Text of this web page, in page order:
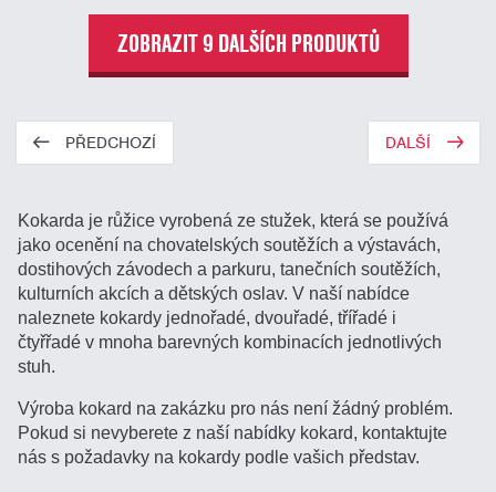
ZOBRAZIT 9 DALŠÍCH PRODUKTŮ
PŘEDCHOZÍ DALŠÍ
Kokarda je růžice vyrobená ze stužek, která se používá
jako ocenění na chovatelských soutěžích a výstavách,
dostihových závodech a parkuru, tanečních soutěžích,
kulturních akcích a dětských oslav. V naší nabídce
naleznete kokardy jednořadé, dvouřadé, třířadé i
čtyřřadé v mnoha barevných kombinacích jednotlivých
stuh.
Výroba kokard na zakázku pro nás není žádný problém.
Pokud si nevyberete z naší nabídky kokard, kontaktujte
nás s požadavky na kokardy podle vašich představ.